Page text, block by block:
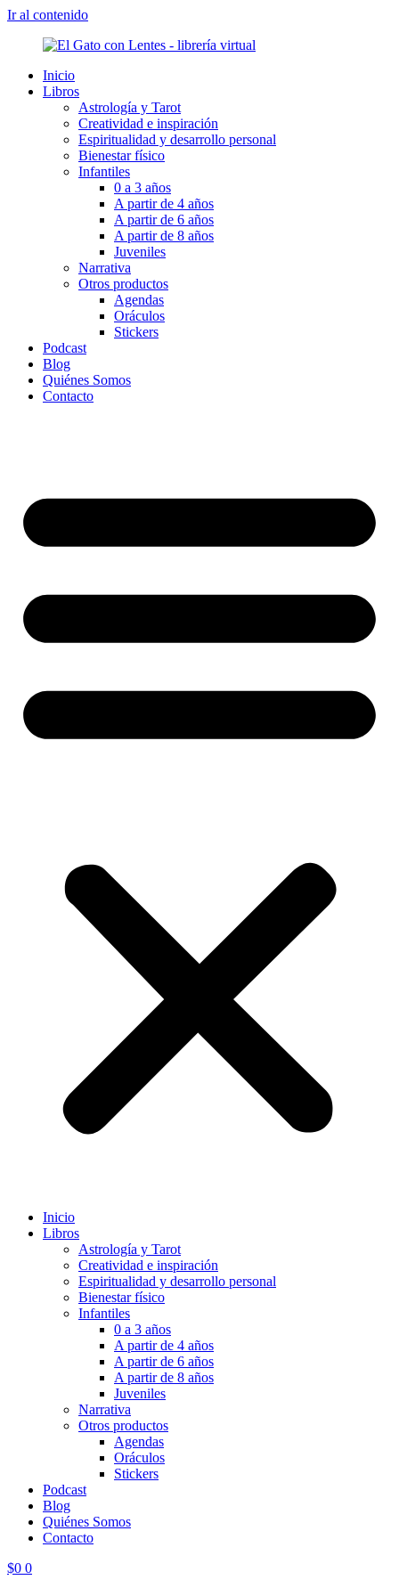
Ir al contenido
Inicio
Libros
Astrología y Tarot
Creatividad e inspiración
Espiritualidad y desarrollo personal
Bienestar físico
Infantiles
0 a 3 años
A partir de 4 años
A partir de 6 años
A partir de 8 años
Juveniles
Narrativa
Otros productos
Agendas
Oráculos
Stickers
Podcast
Blog
Quiénes Somos
Contacto
Inicio
Libros
Astrología y Tarot
Creatividad e inspiración
Espiritualidad y desarrollo personal
Bienestar físico
Infantiles
0 a 3 años
A partir de 4 años
A partir de 6 años
A partir de 8 años
Juveniles
Narrativa
Otros productos
Agendas
Oráculos
Stickers
Podcast
Blog
Quiénes Somos
Contacto
$0 0